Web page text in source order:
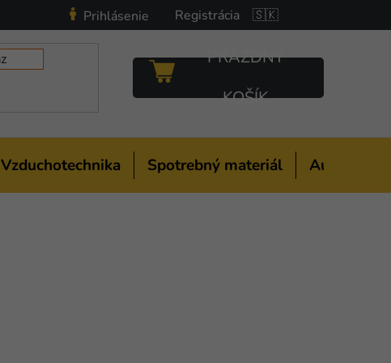
Prihlásenie Registrácia 🇸🇰
NÁKUPNÝ
KOŠÍK
PRÁZDNY
KOŠÍK
Vzduchotechnika Spotrebný materiál Auto-moto